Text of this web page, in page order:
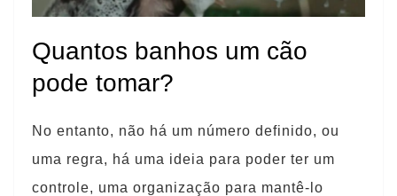
Quantos banhos um cão
pode tomar?
No entanto, não há um número definido, ou
uma regra, há uma ideia para poder ter um
controle, uma organização para mantê-lo